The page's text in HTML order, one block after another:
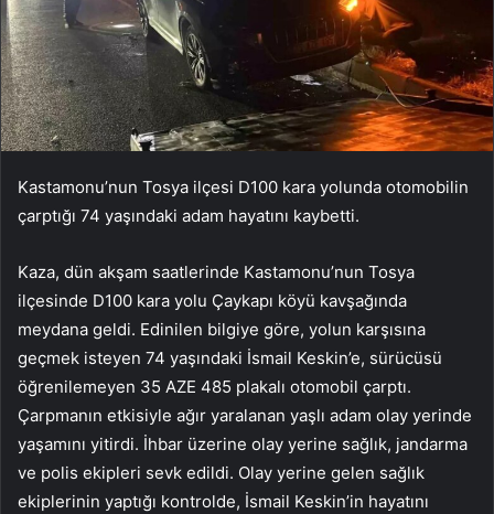
Kastamonu’nun Tosya ilçesi D100 kara yolunda otomobilin
çarptığı 74 yaşındaki adam hayatını kaybetti.
Kaza, dün akşam saatlerinde Kastamonu’nun Tosya
ilçesinde D100 kara yolu Çaykapı köyü kavşağında
meydana geldi. Edinilen bilgiye göre, yolun karşısına
geçmek isteyen 74 yaşındaki İsmail Keskin’e, sürücüsü
öğrenilemeyen 35 AZE 485 plakalı otomobil çarptı.
Çarpmanın etkisiyle ağır yaralanan yaşlı adam olay yerinde
yaşamını yitirdi. İhbar üzerine olay yerine sağlık, jandarma
ve polis ekipleri sevk edildi. Olay yerine gelen sağlık
ekiplerinin yaptığı kontrolde, İsmail Keskin’in hayatını